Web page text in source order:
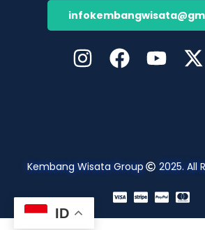
Kembang Wisata Group 2025. All
ID